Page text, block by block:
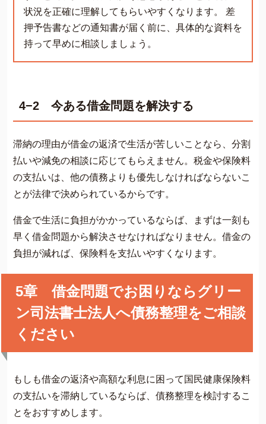
状況を正確に理解してもらいやすくなります。 差
押予告書などの通知書が届く前に、具体的な資料を
持って早めに相談しましょう。
4−2 今ある借金問題を解決する
滞納の理由が借金の返済で生活が苦しいことなら、分割
払いや減免の相談に応じてもらえません。税金や保険料
の支払いは、他の債務よりも優先しなければならないこ
とが法律で決められているからです。
借金で生活に負担がかかっているならば、まずは一刻も
早く借金問題から解決させなければなりません。借金の
負担が減れば、保険料を支払いやすくなります。
5章 借金問題でお困りならグリー
ン司法書士法人へ債務整理をご相談
ください
もしも借金の返済や高額な利息に困って国民健康保険料
の支払いを滞納しているならば、債務整理を検討するこ
とをおすすめします。